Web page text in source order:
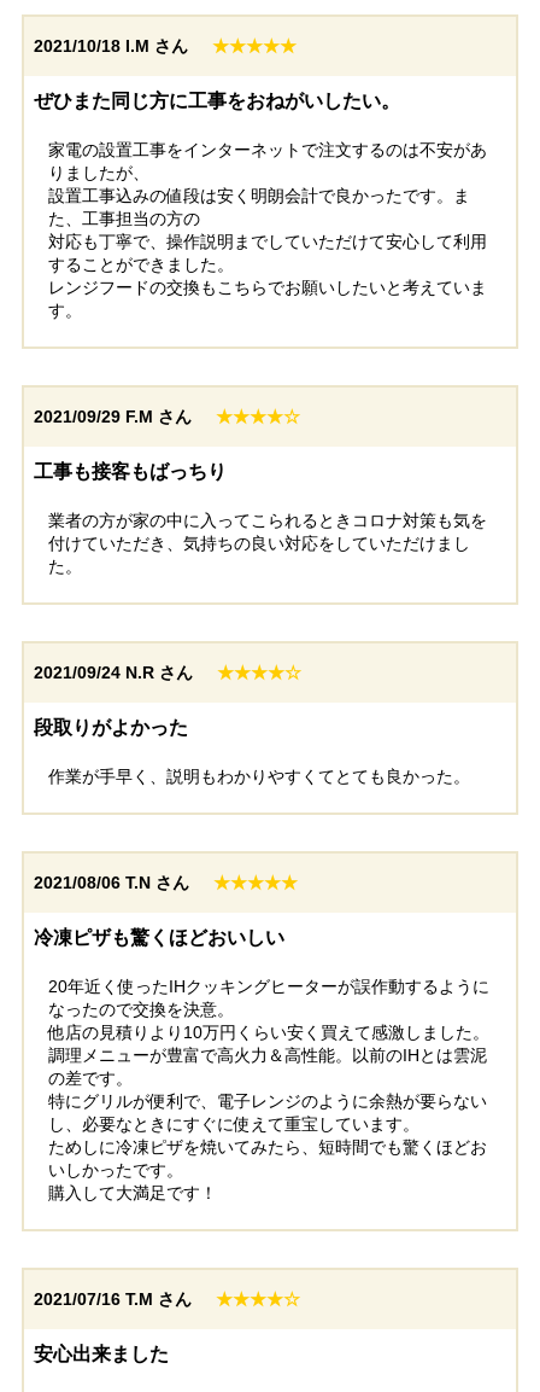
2021/10/18 I.M さん ★★★★★
ぜひまた同じ方に工事をおねがいしたい。
家電の設置工事をインターネットで注文するのは不安があ
りましたが、
設置工事込みの値段は安く明朗会計で良かったです。ま
た、工事担当の方の
対応も丁寧で、操作説明までしていただけて安心して利用
することができました。
レンジフードの交換もこちらでお願いしたいと考えていま
す。
2021/09/29 F.M さん ★★★★☆
工事も接客もばっちり
業者の方が家の中に入ってこられるときコロナ対策も気を
付けていただき、気持ちの良い対応をしていただけまし
た。
2021/09/24 N.R さん ★★★★☆
段取りがよかった
作業が手早く、説明もわかりやすくてとても良かった。
2021/08/06 T.N さん ★★★★★
冷凍ピザも驚くほどおいしい
20年近く使ったIHクッキングヒーターが誤作動するように
なったので交換を決意。
他店の見積りより10万円くらい安く買えて感激しました。
調理メニューが豊富で高火力＆高性能。以前のIHとは雲泥
の差です。
特にグリルが便利で、電子レンジのように余熱が要らない
し、必要なときにすぐに使えて重宝しています。
ためしに冷凍ピザを焼いてみたら、短時間でも驚くほどお
いしかったです。
購入して大満足です！
2021/07/16 T.M さん ★★★★☆
安心出来ました